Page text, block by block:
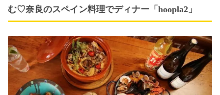
む♡奈良のスペイン料理でディナー「hoopla2」